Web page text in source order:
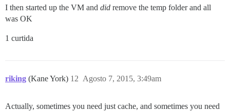
I then started up the VM and did remove the temp folder and all
was OK
1 curtida
riking (Kane York) Agosto 7, 2015, 3:49am
12
Actually, sometimes you need just cache, and sometimes you need